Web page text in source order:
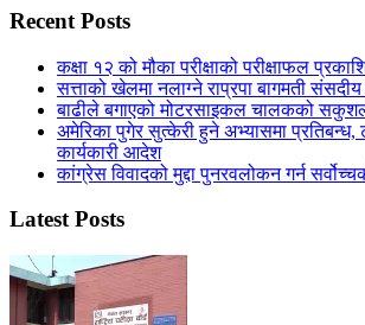
Recent Posts
कक्षा १२ को मौका परीक्षाको परीक्षाफल
सत्ताको खेलमा नलाग्ने राप्रपा बागमती
बाढीले बगाएको मोटरसाइकल चालकको सकुशल
अमेरिका पुगेर सुत्केरी हुने अभ्यासमा प्रतिबन्ध,
कार्यकारी आदेश
कांग्रेस विवादको मुद्दा पुनरवलोकन गर्न
Latest Posts